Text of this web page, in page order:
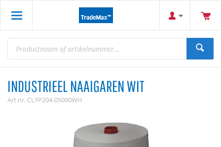
INDUSTRIEEL NAAIGAREN WIT
Art nr. CLYP204-05000WH